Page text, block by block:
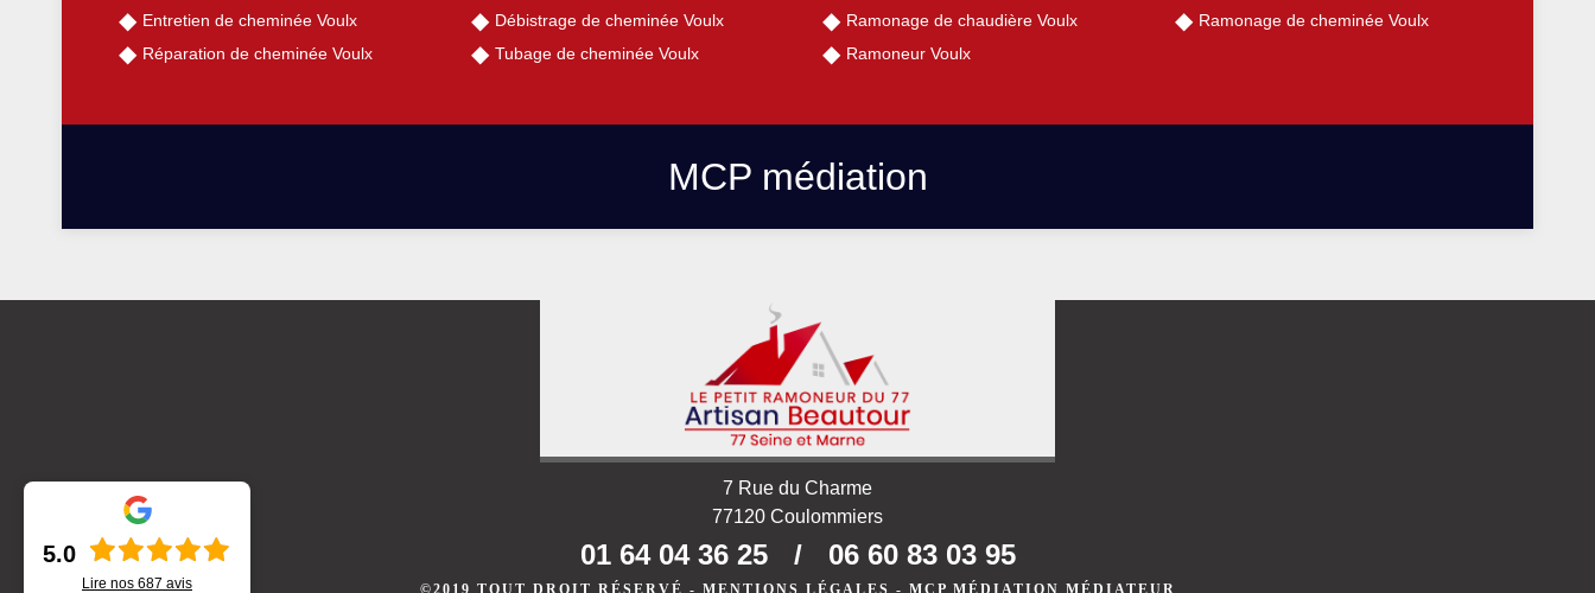
Entretien de cheminée Voulx
Réparation de cheminée Voulx
Débistrage de cheminée Voulx
Tubage de cheminée Voulx
Ramonage de chaudière Voulx
Ramoneur Voulx
Ramonage de cheminée Voulx
MCP médiation
7 Rue du Charme
77120 Coulommiers
01 64 04 36 25 / 06 60 83 03 95
©2019 TOUT DROIT RÉSERVÉ - MENTIONS LÉGALES - MCP MÉDIATION MÉDIATEUR
5.0
Lire nos 687 avis